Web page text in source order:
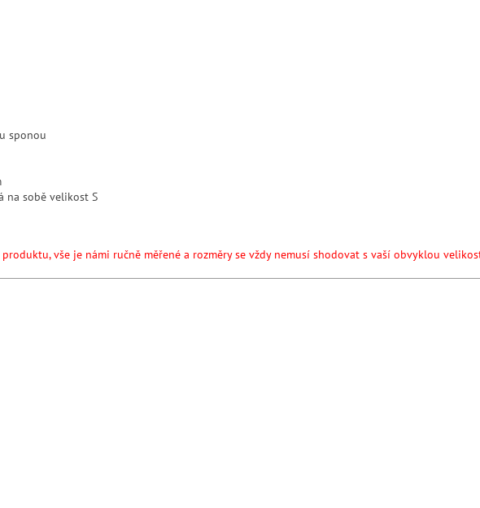
sponou
na sobě velikost S
vše je námi ručně měřené a rozměry se vždy nemusí shodovat s vaší obvyklou